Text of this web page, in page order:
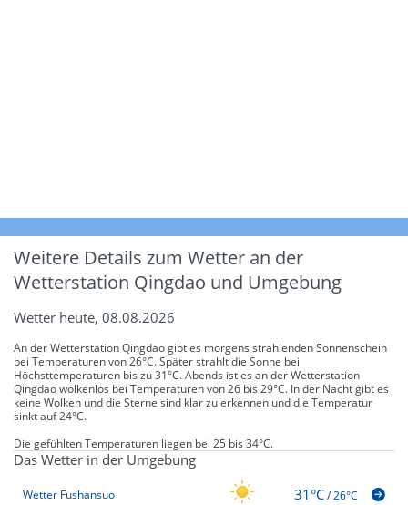
Weitere Details zum Wetter an der
Wetterstation Qingdao und Umgebung
Wetter heute, 08.08.2026
An der Wetterstation Qingdao gibt es morgens strahlenden Sonnenschein
bei Temperaturen von 26°C. Später strahlt die Sonne bei
Höchsttemperaturen bis zu 31°C. Abends ist es an der Wetterstation
Qingdao wolkenlos bei Temperaturen von 26 bis 29°C. In der Nacht gibt es
keine Wolken und die Sterne sind klar zu erkennen und die Temperatur
sinkt auf 24°C.
Die gefühlten Temperaturen liegen bei 25 bis 34°C.
Das Wetter in der Umgebung
Wetter Fushansuo 31°C/26°C